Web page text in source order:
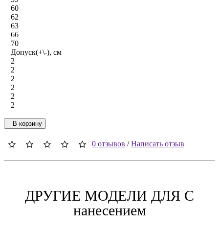
60
62
63
66
70
Допуск(+\-), см
2
2
2
2
2
2
В корзину
0 отзывов /Написать отзыв
ДРУГИЕ МОДЕЛИ ДЛЯ C
нанесением